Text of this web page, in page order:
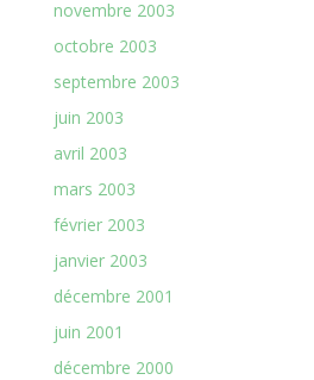
novembre 2003
octobre 2003
septembre 2003
juin 2003
avril 2003
mars 2003
février 2003
janvier 2003
décembre 2001
juin 2001
décembre 2000